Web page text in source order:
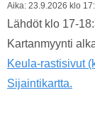
Aika: 23.9.2026 klo
Lähdöt klo 17-
Kartanmyynti
Keula-rastisivut
Sijaintikartta.